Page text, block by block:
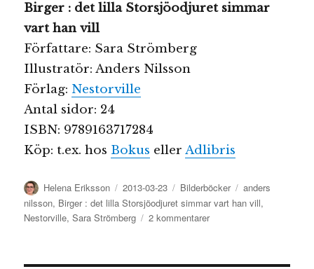
Birger : det lilla Storsjöodjuret simmar
vart han vill
Författare: Sara Strömberg
Illustratör: Anders Nilsson
Förlag: Nestorville
Antal sidor: 24
ISBN: 9789163717284
Köp: t.ex. hos Bokus ellerAdlibris
Författare
Helena Eriksson
Publicerat
den
2013-03-23 Kategorier
Bilderböcker Etiketter
anders
nilsson, Birger : det lilla Storsjöodjuret simmar vart han vill,
Nestorville,Sara Strömberg 2 kommentarertill
det